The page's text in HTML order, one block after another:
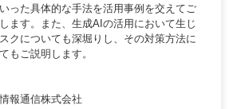
った具体的な手法を活用事例を交えてご
ます。また、生成AIの活用において生じ
クについても深堀りし、その対策方法に
もご説明します。
報通信株式会社